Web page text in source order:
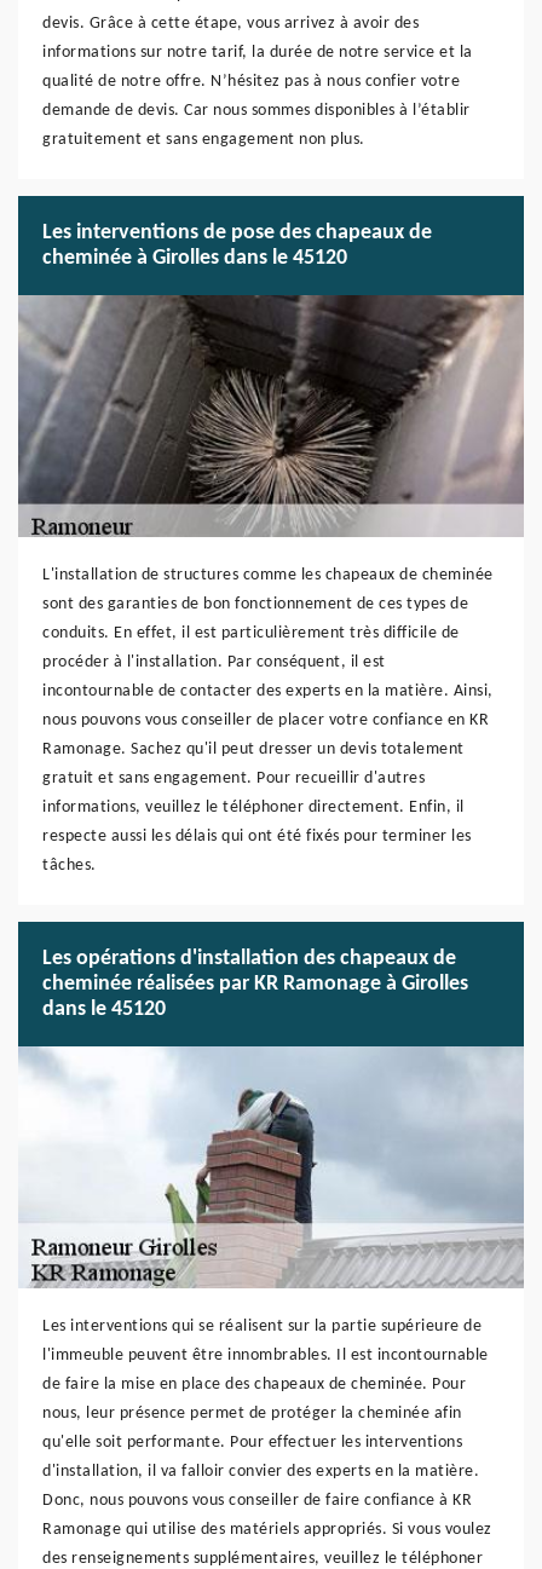
devis. Grâce à cette étape, vous arrivez à avoir des
informations sur notre tarif, la durée de notre service et la
qualité de notre offre. N’hésitez pas à nous confier votre
demande de devis. Car nous sommes disponibles à l’établir
gratuitement et sans engagement non plus.
Les interventions de pose des chapeaux de
cheminée à Girolles dans le 45120
L'installation de structures comme les chapeaux de cheminée
sont des garanties de bon fonctionnement de ces types de
conduits. En effet, il est particulièrement très difficile de
procéder à l'installation. Par conséquent, il est
incontournable de contacter des experts en la matière. Ainsi,
nous pouvons vous conseiller de placer votre confiance en KR
Ramonage. Sachez qu'il peut dresser un devis totalement
gratuit et sans engagement. Pour recueillir d'autres
informations, veuillez le téléphoner directement. Enfin, il
respecte aussi les délais qui ont été fixés pour terminer les
tâches.
Les opérations d'installation des chapeaux de
cheminée réalisées par KR Ramonage à Girolles
dans le 45120
Les interventions qui se réalisent sur la partie supérieure de
l'immeuble peuvent être innombrables. Il est incontournable
de faire la mise en place des chapeaux de cheminée. Pour
nous, leur présence permet de protéger la cheminée afin
qu'elle soit performante. Pour effectuer les interventions
d'installation, il va falloir convier des experts en la matière.
Donc, nous pouvons vous conseiller de faire confiance à KR
Ramonage qui utilise des matériels appropriés. Si vous voulez
des renseignements supplémentaires, veuillez le téléphoner